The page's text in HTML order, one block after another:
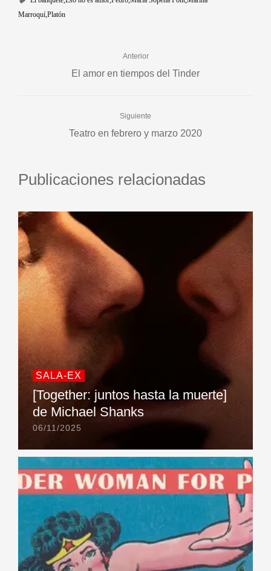
Marroquí Platón
Anterior
El amor en tiempos del Tinder
Siguiente
Teatro en febrero y marzo 2020
Publicaciones relacionadas
SALA-EX
[Together: juntos hasta la muerte]
de Michael Shanks
06/11/2025